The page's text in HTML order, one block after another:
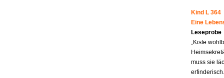
Kind L 364
Eine
Leseprobe
„Kiste
muss sie